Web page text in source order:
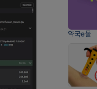
약국e몰